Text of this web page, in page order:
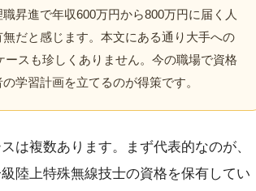
昇進で年収600万円から800万円に届く人
だと感じます。本文にある通り大手への
スも珍しくありません。今の職場で資格
学習計画を立てるのが得策です。
は複数あります。まず代表的なのが、
陸上特殊無線技士の資格を保有してい